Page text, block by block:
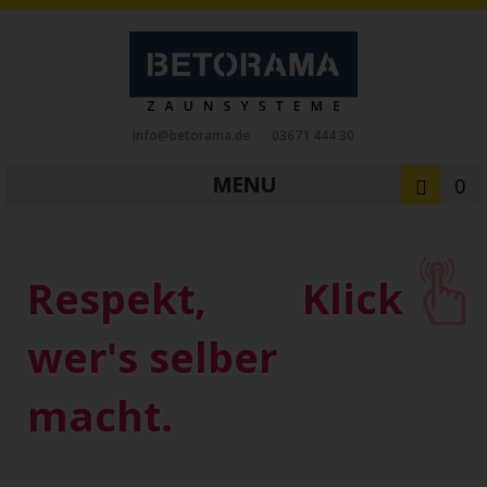
MENU 0
Schiebetore Drehtore Zaunfelder
Antriebe
Referenzen
Downloads Zubehör
Tore
ALUMINIUM
Klick
Respekt,
wer's selber
macht.